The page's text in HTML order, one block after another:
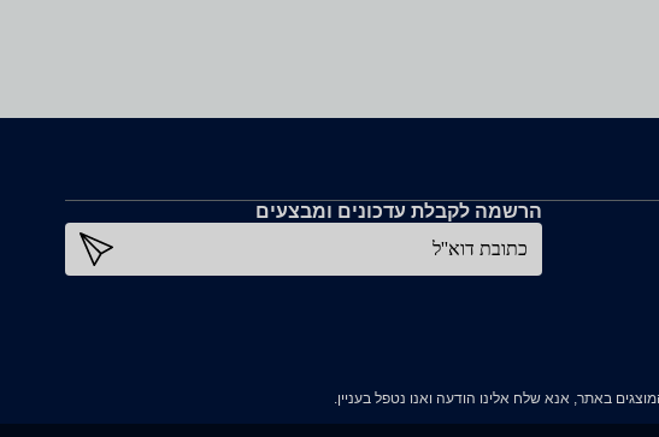
הרשמה לקבלת עדכונים ומבצעים
כתובת דוא''ל